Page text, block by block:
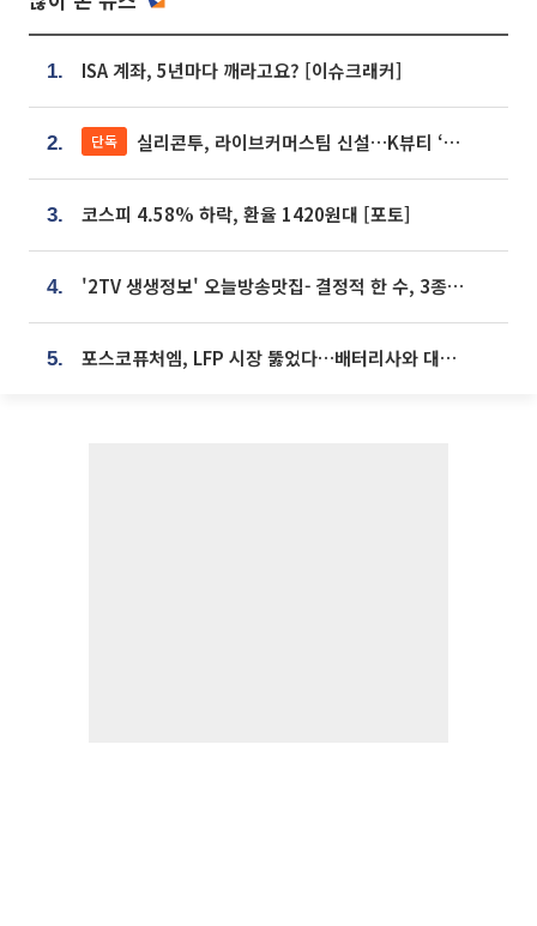
1. ISA 계좌, 5년마다 깨라고요? [이슈크래커]
2. 단독 실리콘투, 라이브커머스팀 신설…K뷰티 ‘글로벌 판매망’ 확대[K뷰티 라방戰]
3. 코스피 4.58% 하락, 환율 1420원대 [포토]
4. '2TV 생생정보' 오늘방송맛집- 결정적 한 수, 3종 메밀면! 메밀 소바 맛집 '의○○○○'
5. 포스코퓨처엠, LFP 시장 뚫었다…배터리사와 대규모 장기 공급 합의